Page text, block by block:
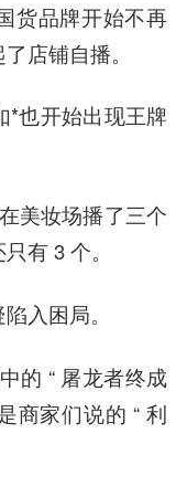
货品牌开始不再
店铺自播。
*也开始出现王牌
美妆场播了三个
有 3 个。
入困局。
的 “ 屠龙者终成
商家们说的 “ 利